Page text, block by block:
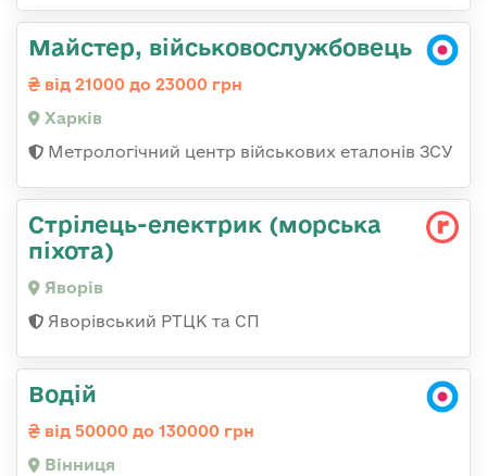
Майстер, військовослужбовець
від 21000 до 23000 грн
Харків
Метрологічний центр військових еталонів ЗСУ
Стрілець-електрик (морська
піхота)
Яворів
Яворівський РТЦК та СП
Водій
від 50000 до 130000 грн
Вінниця